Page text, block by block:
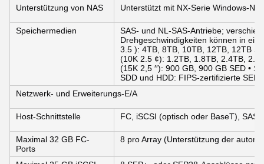
Unterstützung von NAS
Unterstützt mit NX-Serie Windows-
Speichermedien
SAS- und NL-SAS-Antriebe;
Drehgeschwindigkeiten können in
3.5 ): 4TB, 8TB, 10TB, 12TB, 12TB
(10K 2.5 ¢): 1.2TB, 1.8TB, 2.4TB,
(15K 2,5 ′′): 900 GB, 900 GB SED •
SDD und HDD: FIPS-zertifizierte SED
Netzwerk- und Erweiterungs-E/A
Host-Schnittstelle FC, iSCSI (optisch oder BaseT), SAS
Maximal 32 GB FC-
Ports
8 pro Array (Unterstützung der